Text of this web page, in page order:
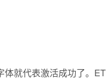
体就代表激活成功了。ET